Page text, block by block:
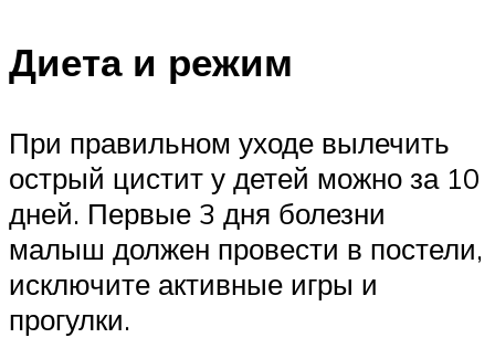
Диета и режим
При правильном уходе вылечить
острый цистит у детей можно за 10
дней. Первые 3 дня болезни
малыш должен провести в постели,
исключите активные игры и
прогулки.